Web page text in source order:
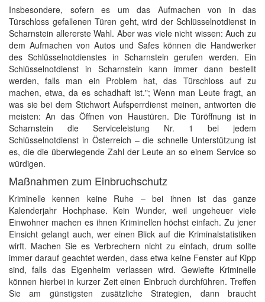
Insbesondere, sofern es um das Aufmachen von in das
Türschloss gefallenen Türen geht, wird der Schlüsselnotdienst in
Scharnstein allererste Wahl. Aber was viele nicht wissen: Auch zu
dem Aufmachen von Autos und Safes können die Handwerker
des Schlüsselnotdienstes in Scharnstein gerufen werden. Ein
Schlüsselnotdienst in Scharnstein kann immer dann bestellt
werden, falls man ein Problem hat, das Türschloss auf zu
machen, etwa, da es schadhaft ist."; Wenn man Leute fragt, an
was sie bei dem Stichwort Aufsperrdienst meinen, antworten die
meisten: An das Öffnen von Haustüren. Die Türöffnung ist in
Scharnstein die Serviceleistung Nr. 1 bei jedem
Schlüsselnotdienst in Österreich – die schnelle Unterstützung ist
es, die die überwiegende Zahl der Leute an so einem Service so
würdigen.
Maßnahmen zum Einbruchschutz
Kriminelle kennen keine Ruhe – bei ihnen ist das ganze
Kalenderjahr Hochphase. Kein Wunder, weil ungeheuer viele
Einwohner machen es ihnen Kriminellen höchst einfach. Zu jener
Einsicht gelangt auch, wer einen Blick auf die Kriminalstatistiken
wirft. Machen Sie es Verbrechern nicht zu einfach, drum sollte
immer darauf geachtet werden, dass etwa keine Fenster auf Kipp
sind, falls das Eigenheim verlassen wird. Gewiefte Kriminelle
können hierbei in kurzer Zeit einen Einbruch durchführen. Treffen
Sie am günstigsten zusätzliche Strategien, dann braucht